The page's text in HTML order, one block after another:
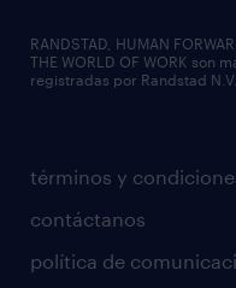
términos y
contáctanos
política de
RANDSTAD, HUMAN
THE WORLD OF WORK son
registradas por Randstad N.V.